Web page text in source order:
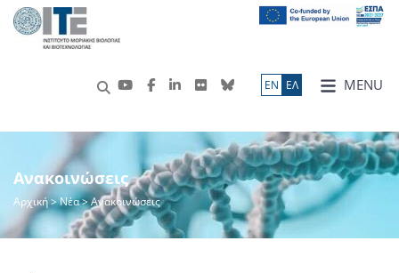
MENU
ΕN ΕΛ
Ανακοινώσεις
Αρχική>Νέα> Ανακοινώσεις